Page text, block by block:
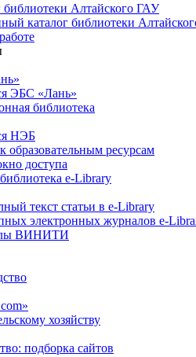
Алтайского ГАУ
каталог библиотеки
ЭБС «Лань»
библиотека
НЭБ
образовательным ресурсам
доступа
e-Library
текст статьи в e-Library
электронных журналов e-
ВИНИТИ
хозяйству
подборка сайтов